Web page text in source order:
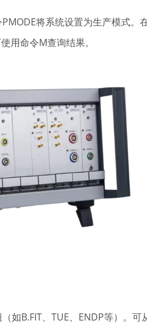
将系统设置为生产模式。
用命令M查询结果。
如B.FIT、TUE、ENDP等）。可